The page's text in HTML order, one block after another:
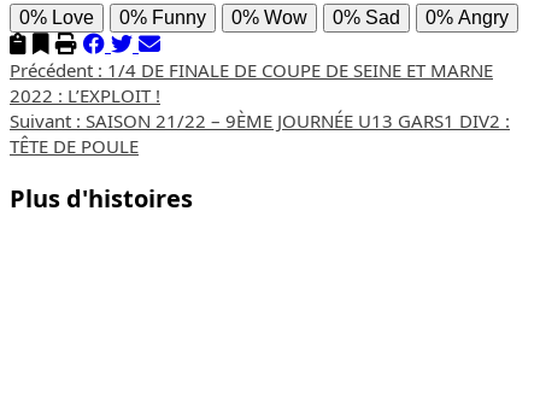
0% Love 0% Funny 0% Wow 0% Sad 0% Angry
Navigation
d’article
Précédent : 1/4 DE FINALE DE COUPE DE SEINE ET MARNE
2022 : L’EXPLOIT !
Suivant : SAISON 21/22 – 9ÈME JOURNÉE U13 GARS1 DIV2 :
TÊTE DE POULE
Plus d'histoires